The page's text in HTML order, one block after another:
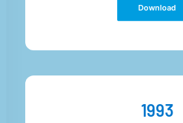
Download
1993